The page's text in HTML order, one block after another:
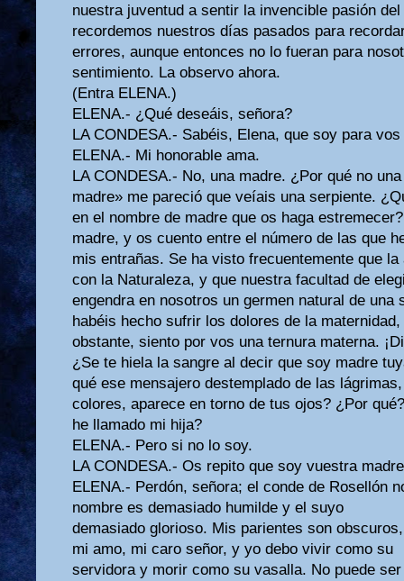
nuestra juventud a sentir la invencible pasión
recordemos nuestros días pasados para
errores, aunque entonces no lo fueran para
sentimiento. La observo ahora.
(Entra ELENA.)
ELENA.- ¿Qué deseáis, señora?
LA CONDESA.- Sabéis, Elena, que soy para
ELENA.- Mi honorable ama.
LA CONDESA.- No, una madre. ¿Por qué no
madre» me pareció que veíais una serpiente.
en el nombre de madre que os haga
madre, y os cuento entre el número de las que
mis entrañas. Se ha visto frecuentemente que
con la Naturaleza, y que nuestra facultad de
engendra en nosotros un germen natural de una
habéis hecho sufrir los dolores de la maternidad,
obstante, siento por vos una ternura materna.
¿Se te hiela la sangre al decir que soy madre
qué ese mensajero destemplado de las
colores, aparece en torno de tus ojos? ¿Por
he llamado mi hija?
ELENA.- Pero si no lo soy.
LA CONDESA.- Os repito que soy vuestra
ELENA.- Perdón, señora; el conde de Rosellón
nombre es demasiado humilde y el suyo
demasiado glorioso. Mis parientes son
mi amo, mi caro señor, y yo debo vivir como su
servidora y morir como su vasalla. No puede